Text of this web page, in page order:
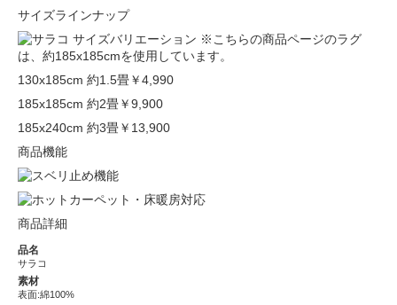
サイズラインナップ
※こちらの商品ページのラグ
は、約185x185cmを使用しています。
130x185cm 約1.5畳￥4,990
185x185cm 約2畳￥9,900
185x240cm 約3畳￥13,900
商品機能
商品詳細
品名
サラコ
素材
表面:綿100%